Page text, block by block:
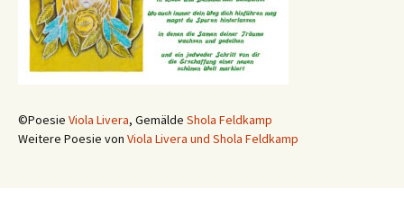
©Poesie Viola Livera, Gemälde Shola Feldkamp
Weitere Poesie von Viola Livera und Shola Feldkamp